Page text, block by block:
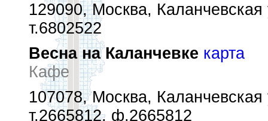
129090, Москва, Каланчевская
т.6802522
Весна на Каланчевке карта
Кафе
107078, Москва,
т.2665812, ф.2665812